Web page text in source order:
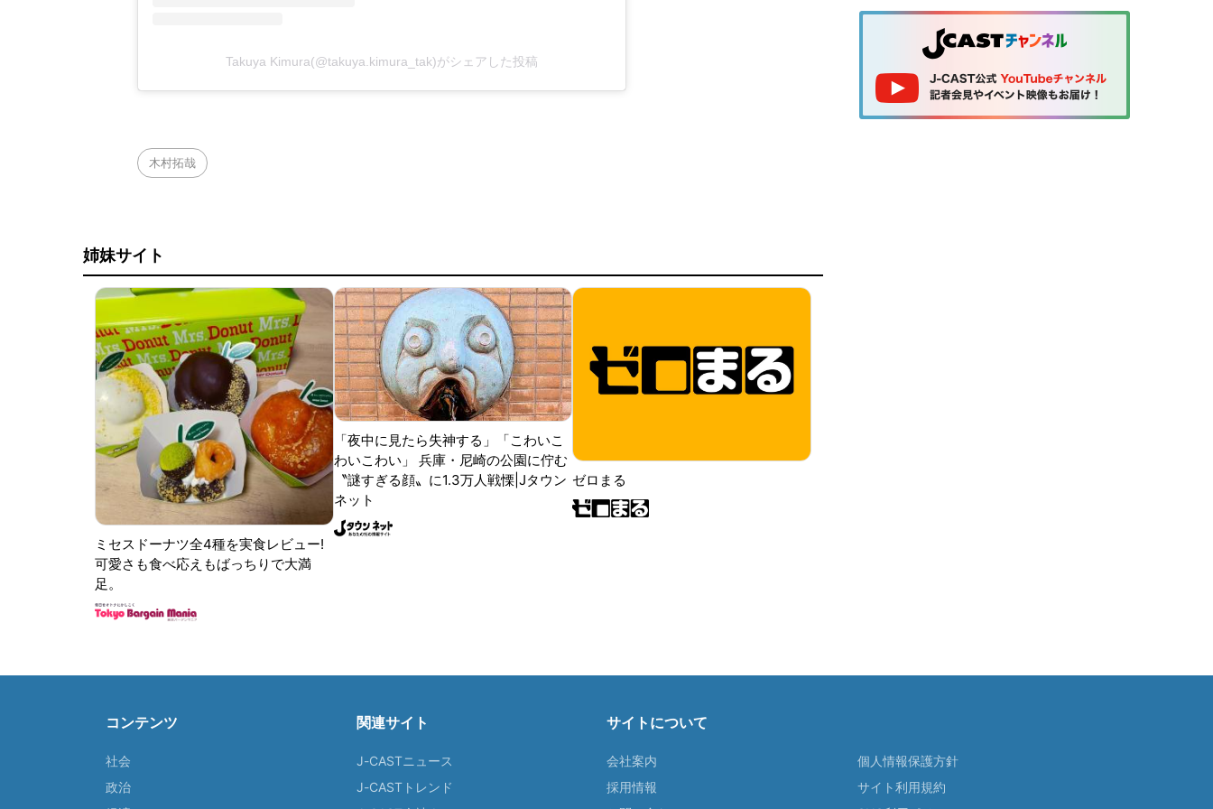
Takuya Kimura(@takuya.kimura_tak)がシェアした投稿
木村拓哉
姉妹サイト
ミセスドーナツ全4種を実食レビュー!
可愛さも食べ応えもばっちりで大満
足。
「夜中に見たら失神する」「こわいこ
わいこわい」 兵庫・尼崎の公園に佇む
〝謎すぎる顔〟に1.3万人戦慄|Jタウン
ネット
ゼロまる
コンテンツ
社会
政治
関連サイト
J-CASTニュース
J-CASTトレンド
サイトについて
会社案内
採用情報
個人情報保護方針
サイト利用規約